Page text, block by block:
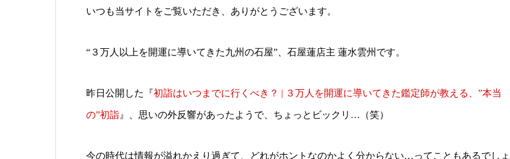
いつも当サイトをご覧いただき、ありがとうございます。
“３万人以上を開運に導いてきた九州の石屋”、石屋蓮店主 蓮水雲州です。
昨日公開した『初詣はいつまでに行くべき？ | ３万人を開運に導いてきた鑑定師が教える、”本当
の”初詣 』、思いの外反響があったようで、ちょっとビックリ…（笑）
今の時代は情報が溢れかえり過ぎて、どれがホントなのかよく分からない…ってこともあるでしょ